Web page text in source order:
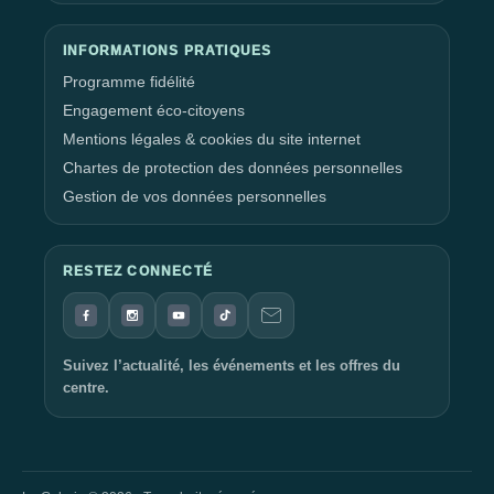
Maximisez Vos Avantages avec le Programme Fidélité
Prim Prim
Rejoignez le Programme Fidélité
vos avantages lors de vos visites aucentre commercial La
Galerie Quimper. L'inscription est simple, et en présentant
simplement votre smartphone en caisse, vous pouvez
bénéficier de bons d'achat pour récompenser votre fidélité.
C'est une façon pratique de profiter de remises et de vous faire
plaisir lors de vos prochaines visites.
L'Équipe de La Galerie Quimper Vous Attend
L'équipe de La Galerie Quimper est impatiente de vous
accueillir et de vous faire vivre une expérience shopping
exceptionnelle. Que vous soyez à la recherche de vêtements
vous faut. Venez vivre une journée de shopping inoubliable
INFORMATIONS PRATIQUES
Programme fidélité
Engagement éco-citoyens
Mentions légales & cookies du site internet
Chartes de protection des données personnelles
Gestion de vos données personnelles
RESTEZ CONNECTÉ
Suivez l’actualité, les événements et les offres du
centre.